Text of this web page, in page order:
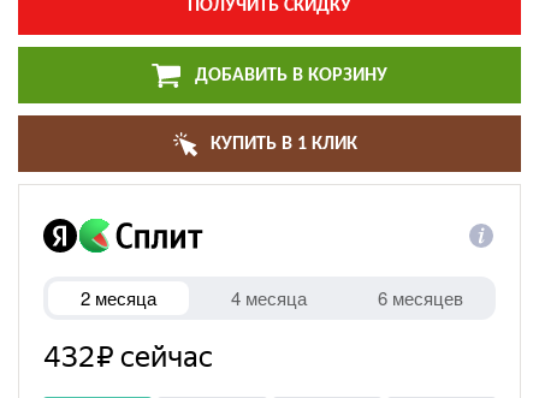
ПОЛУЧИТЬ СКИДКУ
ДОБАВИТЬ В КОРЗИНУ
КУПИТЬ В 1 КЛИК